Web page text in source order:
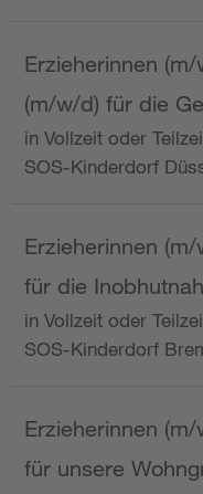
Erzieherinnen
(m/w/d) für die
in Vollzeit oder
SOS-Kinderdorf
Erzieherinnen
für die
in Vollzeit oder
SOS-Kinderdorf
Erzieherinnen
für unsere